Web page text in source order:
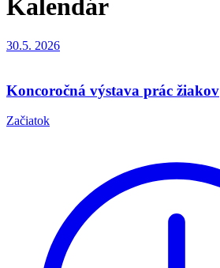
Kalendár
30.5. 2026
Koncoročná výstava prác žiakov
Začiatok